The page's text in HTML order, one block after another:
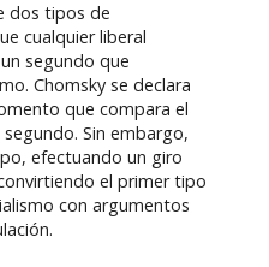
dos tipos de
cualquier liberal
segundo que
Chomsky se declara
que compara el
Sin embargo,
efectuando un giro
el primer tipo
con argumentos